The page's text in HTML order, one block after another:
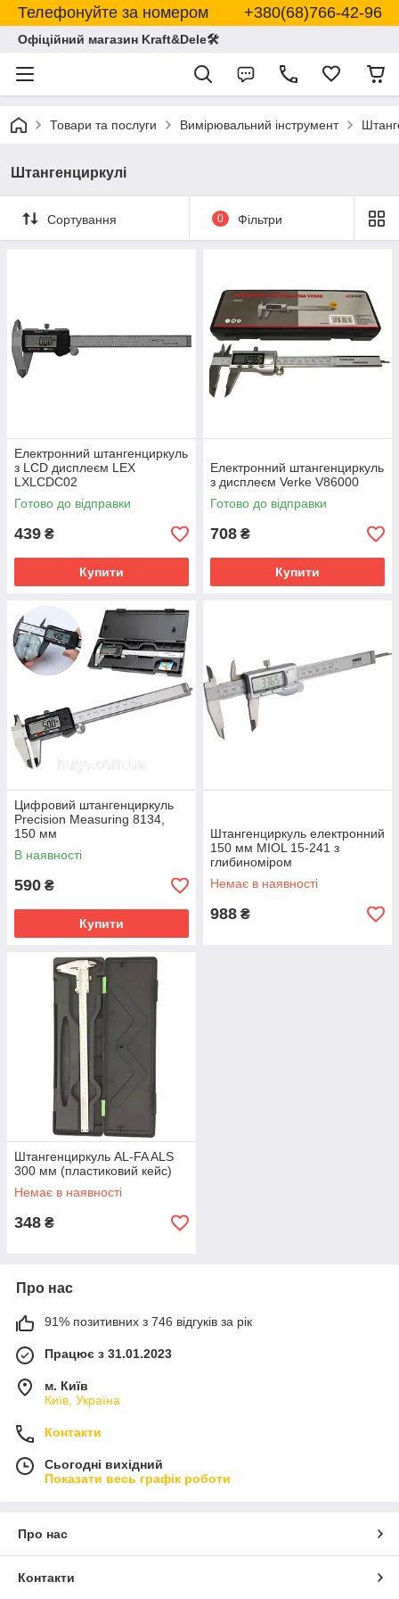
Телефонуйте за номером +380(68)766-42-96
Офіційний магазин Kraft&Dele🛠
Товари та послуги Вимірювальний інструмент
Штангенциркулі
Сортування 0 Фільтри
Електронний штангенциркуль
з LCD дисплеєм LEX
LXLCDC02
Готово до відправки
439 ₴
Купити
Електронний штангенциркуль
з дисплеєм Verke V86000
Готово до відправки
708 ₴
Купити
Цифровий штангенциркуль
Precision Measuring 8134,
150 мм
В наявності
590 ₴
Купити
Штангенциркуль електронний
150 мм MIOL 15-241 з
глибиноміром
Немає в наявності
988 ₴
Штангенциркуль AL-FA ALS
300 мм (пластиковий кейс)
Немає в наявності
348 ₴
Про нас
91% позитивних з 746 відгуків за рік
Працює з 31.01.2023
м. Київ
Київ, Україна
Контакти
Сьогодні вихідний
Показати весь графік роботи
Про нас
Контакти